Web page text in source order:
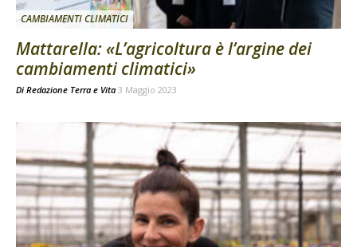
CAMBIAMENTI CLIMATICI
Mattarella: «L’agricoltura è l’argine dei
cambiamenti climatici»
Di Redazione Terra e Vita 3 Maggio 2023